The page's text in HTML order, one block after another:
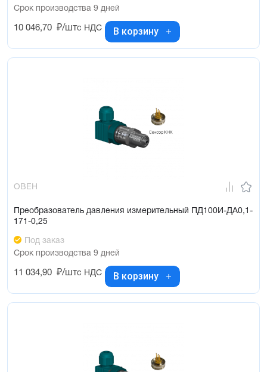
Срок производства 9 дней
10 046,70 ₽/штс НДС В корзину
ОВЕН
Преобразователь давления измерительный ПД100И-ДА0,1-
171-0,25
Под заказ
Срок производства 9 дней
11 034,90 ₽/штс НДС В корзину